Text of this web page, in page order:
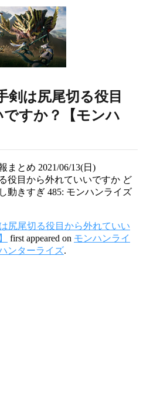
剣は尻尾切る役目
すか？【モンハ
まとめ 2021/06/13(日)
役目から外れていいですか ど
動きすぎ 485: モンハンライズ
尻尾切る役目から外れていい
first appeared on モンハンライ
ンターライズ.